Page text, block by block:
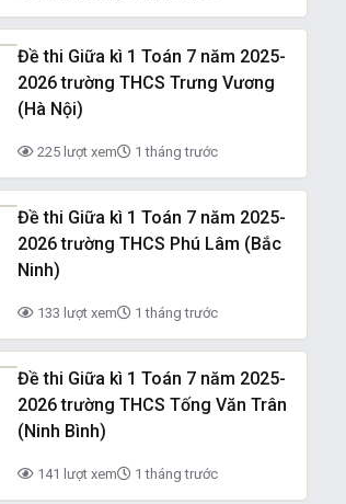
Đề thi Giữa kì 1 Toán 7 năm 2025-
2026 trường THCS Trưng Vương
(Hà Nội)
225 lượt xem 1 tháng trước
Đề thi Giữa kì 1 Toán 7 năm 2025-
2026 trường THCS Phú Lâm (Bắc
Ninh)
133 lượt xem 1 tháng trước
Đề thi Giữa kì 1 Toán 7 năm 2025-
2026 trường THCS Tống Văn Trân
(Ninh Bình)
141 lượt xem 1 tháng trước